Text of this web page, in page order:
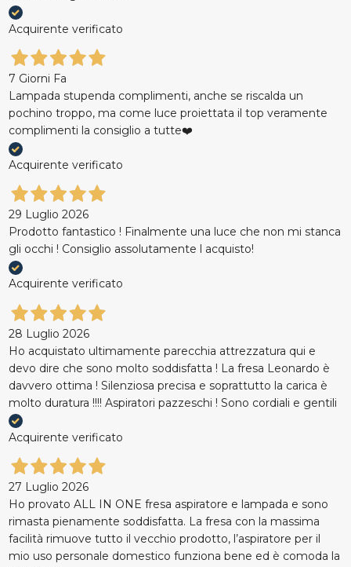
Acquirente verificato
7 Giorni Fa
Lampada stupenda complimenti, anche se riscalda un
pochino troppo, ma come luce proiettata il top veramente
complimenti la consiglio a tutte❤️
Acquirente verificato
29 Luglio 2026
Prodotto fantastico ! Finalmente una luce che non mi stanca
gli occhi ! Consiglio assolutamente l acquisto!
Acquirente verificato
28 Luglio 2026
Ho acquistato ultimamente parecchia attrezzatura qui e
devo dire che sono molto soddisfatta ! La fresa Leonardo è
davvero ottima ! Silenziosa precisa e soprattutto la carica è
molto duratura !!!! Aspiratori pazzeschi ! Sono cordiali e gentili
Acquirente verificato
27 Luglio 2026
Ho provato ALL IN ONE fresa aspiratore e lampada e sono
rimasta pienamente soddisfatta. La fresa con la massima
facilità rimuove tutto il vecchio prodotto, l’aspiratore per il
mio uso personale domestico funziona bene ed è comoda la